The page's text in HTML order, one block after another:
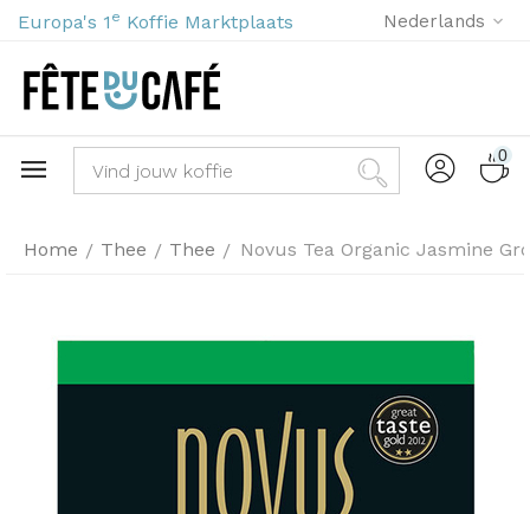
Europa's 1 e Koffie Marktplaats Nederlands
0
Home / Thee / Thee / Novus Tea Organic Jasmine